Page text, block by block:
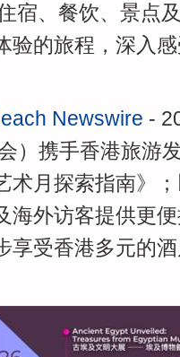
宿、餐饮、景点
验的旅程，深入
Newswire -
）携手香港旅游
术月探索指南》
海外访客提供更
享受香港多元的